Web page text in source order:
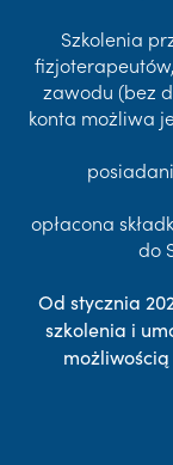
Szkolenia
zawodu (bez
konta możliwa
opłacona
do
Od stycznia
szkolenia i